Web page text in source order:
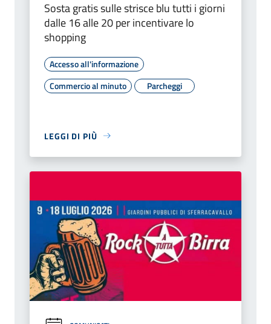
Sosta gratis sulle strisce blu tutti i giorni
dalle 16 alle 20 per incentivare lo
shopping
Accesso all'informazione
Commercio al minuto
Parcheggi
LEGGI DI PIÙ